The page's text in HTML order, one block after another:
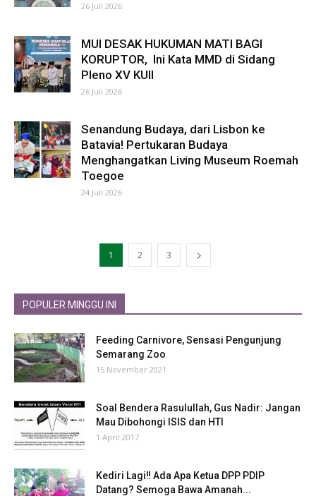
26 Juli 2026
MUI DESAK HUKUMAN MATI BAGI
KORUPTOR, Ini Kata MMD di Sidang
Pleno XV KUII
26 Juli 2026
Senandung Budaya, dari Lisbon ke
Batavia! Pertukaran Budaya
Menghangatkan Living Museum Roemah
Toegoe
24 Juli 2026
1 2 3
POPULER MINGGU INI
Feeding Carnivore, Sensasi Pengunjung
Semarang Zoo
15 November 2021
Soal Bendera Rasulullah, Gus Nadir: Jangan
Mau Dibohongi ISIS dan HTI
1 April 2017
Kediri Lagi‼ Ada Apa Ketua DPP PDIP
Datang? Semoga Bawa Amanah...